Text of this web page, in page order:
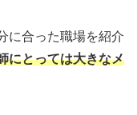
に合った職場を紹介
にとっては大きなメ